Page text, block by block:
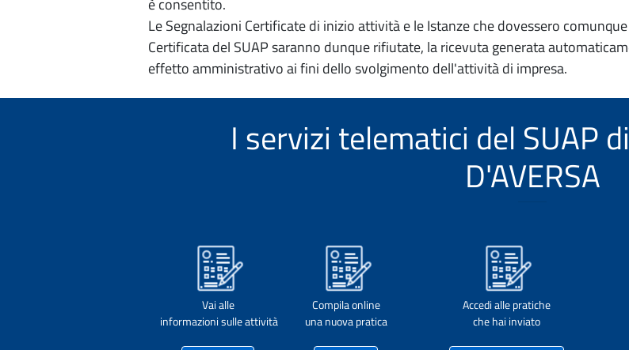
Le Segnalazioni Certificate di inizio attività e le Istanze che dovessero
Certificata del SUAP saranno dunque rifiutate, la ricevuta generata
effetto amministrativo ai fini dello svolgimento dell'attività di impresa.
I servizi telematici del SUAP
D'AVERSA
Vai alle
informazioni sulle attività
Compila online
una nuova pratica
Accedi alle pratiche
che hai inviato